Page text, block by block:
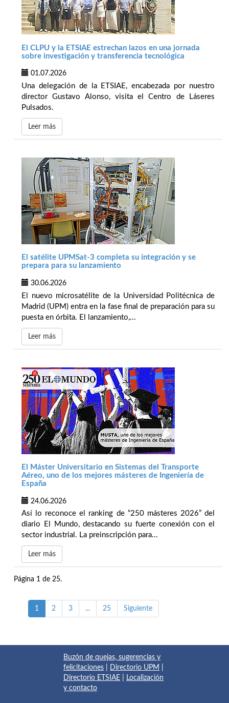
El CLPU y la ETSIAE estrechan lazos en una jornada
sobre investigación y transferencia tecnológica
01.07.2026
Una delegación de la ETSIAE, encabezada por nuestro
director Gustavo Alonso, visita el Centro de Láseres
Pulsados.
Leer más
El satélite UPMSat-3 completa su integración y se
prepara para su lanzamiento
30.06.2026
El nuevo microsatélite de la Universidad Politécnica de
Madrid (UPM) entra en la fase final de preparación para su
puesta en órbita. El lanzamiento,...
Leer más
El Máster Universitario en Sistemas del Transporte
Aéreo, uno de los mejores másteres de Ingeniería de
España
24.06.2026
Así lo reconoce el ranking de “250 másteres 2026” del
diario El Mundo, destacando su fuerte conexión con el
sector industrial. La preinscripción para...
Leer más
Página 1 de 25.
1 2 3 ... 25 Siguiente
Buzón de quejas, sugerencias y
felicitaciones
Directorio UPM
Directorio ETSIAE
Localización
y contacto